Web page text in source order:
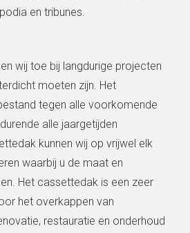
en tribunes.
wij toe bij langdurige projecten
moeten zijn. Het
tegen alle voorkomende
alle jaargetijden
kunnen wij op vrijwel elk
waarbij u de maat en
Het cassettedak is een zeer
het overkappen van
restauratie en onderhoud